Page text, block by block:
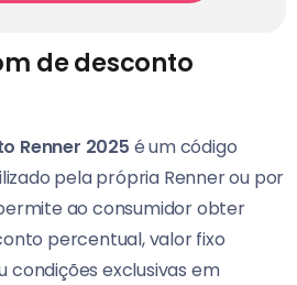
de desconto
Renner 2025 é um código
pela própria Renner ou por
ao consumidor obter
percentual, valor fixo
condições exclusivas em